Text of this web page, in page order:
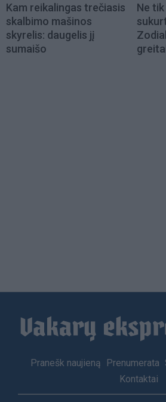
Kam reikalingas trečiasis
skalbimo mašinos
skyrelis: daugelis jį
sumaišo
Ne
Footer
Pranešk naujieną Prenumerata
Kontaktai